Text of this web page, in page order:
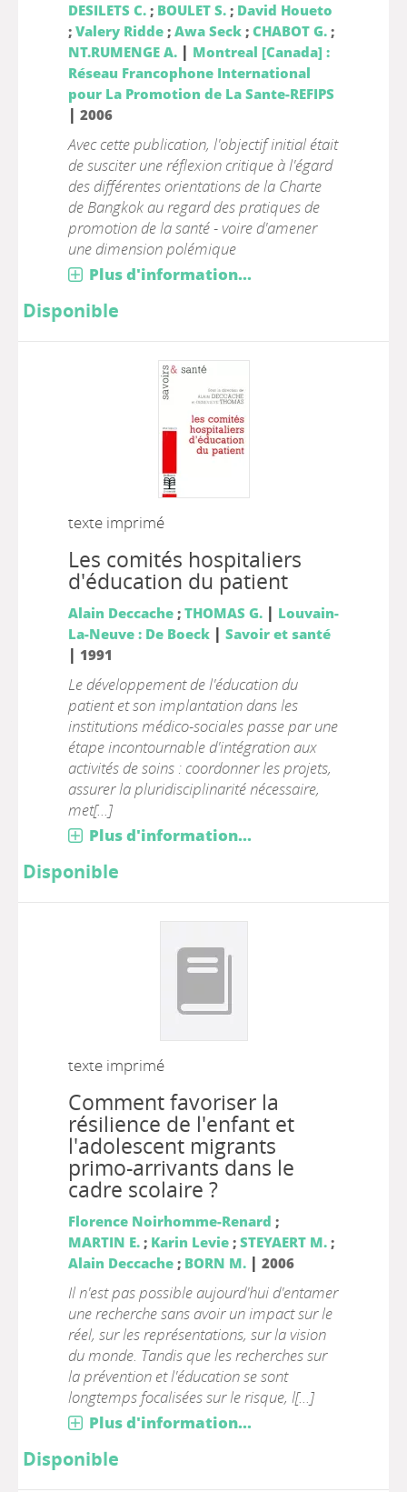
DESILETS C.; BOULET S.; David Houeto
; Valery Ridde; Awa Seck; CHABOT G.;
NT.RUMENGE A. | Montreal [Canada] :
Réseau Francophone International
pour La Promotion de La Sante-REFIPS
| 2006
Avec cette publication, l'objectif initial était
de susciter une réflexion critique à l'égard
des différentes orientations de la Charte
de Bangkok au regard des pratiques de
promotion de la santé - voire d'amener
une dimension polémique
Plus d'information...
Disponible
texte imprimé
Les comités hospitaliers
d'éducation du patient
Alain Deccache; THOMAS G. | Louvain-
La-Neuve : De Boeck| Savoir et santé
| 1991
Le développement de l'éducation du
patient et son implantation dans les
institutions médico-sociales passe par une
étape incontournable d'intégration aux
activités de soins : coordonner les projets,
assurer la pluridisciplinarité nécessaire,
met[...]
Plus d'information...
Disponible
texte imprimé
Comment favoriser la
résilience de l'enfant et
l'adolescent migrants
primo-arrivants dans le
cadre scolaire ?
Florence Noirhomme-Renard ;
MARTIN E.; Karin Levie; STEYAERT M.;
Alain Deccache; BORN M. | 2006
Il n'est pas possible aujourd'hui d'entamer
une recherche sans avoir un impact sur le
réel, sur les représentations, sur la vision
du monde. Tandis que les recherches sur
la prévention et l'éducation se sont
longtemps focalisées sur le risque, l[...]
Plus d'information...
Disponible